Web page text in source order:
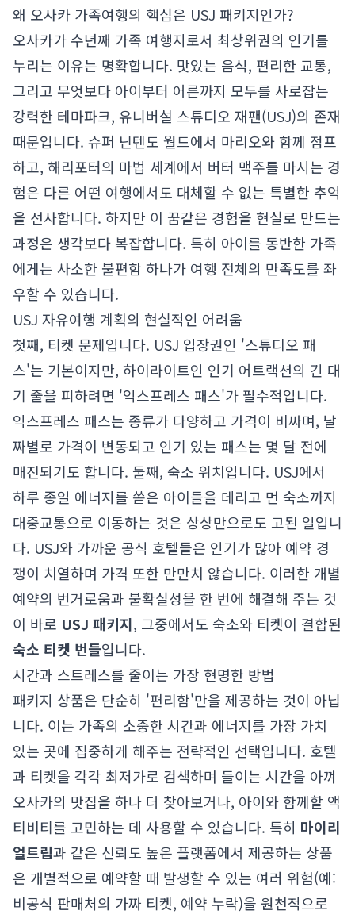
왜 오사카 가족여행의 핵심은 USJ 패키지인가?
오사카가 수년째 가족 여행지로서 최상위권의 인기를
누리는 이유는 명확합니다. 맛있는 음식, 편리한 교통,
그리고 무엇보다 아이부터 어른까지 모두를 사로잡는
강력한 테마파크, 유니버설 스튜디오 재팬(USJ)의 존재
때문입니다. 슈퍼 닌텐도 월드에서 마리오와 함께 점프
하고, 해리포터의 마법 세계에서 버터 맥주를 마시는 경
험은 다른 어떤 여행에서도 대체할 수 없는 특별한 추억
을 선사합니다. 하지만 이 꿈같은 경험을 현실로 만드는
과정은 생각보다 복잡합니다. 특히 아이를 동반한 가족
에게는 사소한 불편함 하나가 여행 전체의 만족도를 좌
우할 수 있습니다.
USJ 자유여행 계획의 현실적인 어려움
첫째, 티켓 문제입니다. USJ 입장권인 '스튜디오 패
스'는 기본이지만, 하이라이트인 인기 어트랙션의 긴 대
기 줄을 피하려면 '익스프레스 패스'가 필수적입니다.
익스프레스 패스는 종류가 다양하고 가격이 비싸며, 날
짜별로 가격이 변동되고 인기 있는 패스는 몇 달 전에
매진되기도 합니다. 둘째, 숙소 위치입니다. USJ에서
하루 종일 에너지를 쏟은 아이들을 데리고 먼 숙소까지
대중교통으로 이동하는 것은 상상만으로도 고된 일입니
다. USJ와 가까운 공식 호텔들은 인기가 많아 예약 경
쟁이 치열하며 가격 또한 만만치 않습니다. 이러한 개별
예약의 번거로움과 불확실성을 한 번에 해결해 주는 것
이 바로 USJ 패키지, 그중에서도 숙소와 티켓이 결합된
숙소 티켓 번들입니다.
시간과 스트레스를 줄이는 가장 현명한 방법
패키지 상품은 단순히 '편리함'만을 제공하는 것이 아닙
니다. 이는 가족의 소중한 시간과 에너지를 가장 가치
있는 곳에 집중하게 해주는 전략적인 선택입니다. 호텔
과 티켓을 각각 최저가로 검색하며 들이는 시간을 아껴
오사카의 맛집을 하나 더 찾아보거나, 아이와 함께할 액
티비티를 고민하는 데 사용할 수 있습니다. 특히 마이리
얼트립과 같은 신뢰도 높은 플랫폼에서 제공하는 상품
은 개별적으로 예약할 때 발생할 수 있는 여러 위험(예:
비공식 판매처의 가짜 티켓, 예약 누락)을 원천적으로